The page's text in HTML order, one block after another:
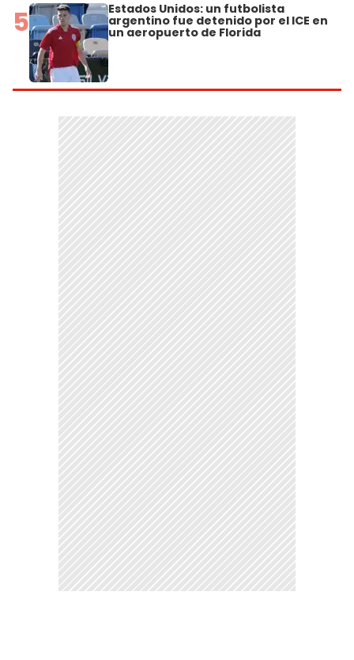
5 Estados Unidos: un futbolista
argentino fue detenido por el ICE en
un aeropuerto de Florida